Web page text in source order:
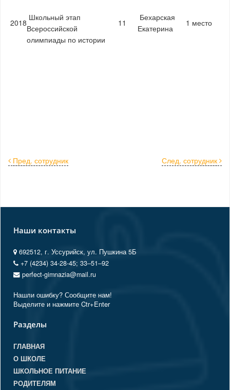
2018
Школьный этап
Всероссийской
олимпиады по истории
11
Бехарская
Екатерина
1 место
След. сотрудник
Пред. сотрудник
Наши контакты
692512, г. Уссурийск, ул. Пушкина 5Б
+7 (4234) 34-28-45; 33‒51‒92
perfect-gimnazia@mail.ru
Нашли ошибку? Сообщите нам!
Выделите и нажмите Ctr+Enter
Разделы
ГЛАВНАЯ
О ШКОЛЕ
ШКОЛЬНОЕ ПИТАНИЕ
РОДИТЕЛЯМ